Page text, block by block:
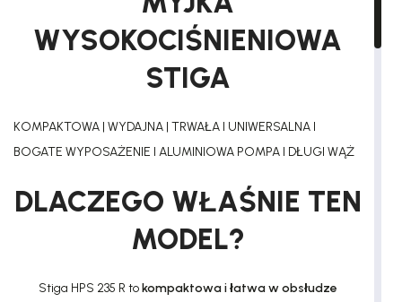
WYSOKOCIŚNIENIOWA
STIGA
KOMPAKTOWA | WYDAJNA | TRWAŁA l UNIWERSALNA l
BOGATE WYPOSAŻENIE l ALUMINIOWA POMPA l DŁUGI WĄŻ
DLACZEGO WŁAŚNIE TEN
MODEL?
Stiga HPS 235 R tokompaktowa i łatwa w obsłudze